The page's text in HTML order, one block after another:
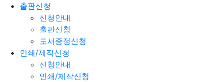
출판신청
신청안내
출판신청
도서증정신청
인쇄/제작신청
신청안내
인쇄/제작신청